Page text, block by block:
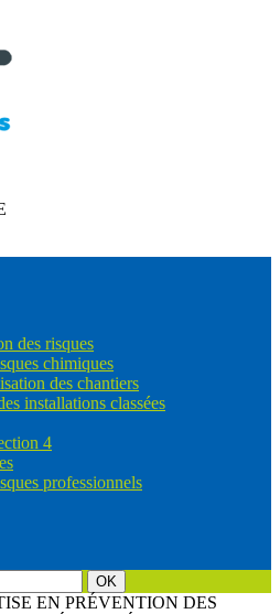
des risques
chimiques
des chantiers
installations classées
4
professionnels
EN PRÉVENTION DES